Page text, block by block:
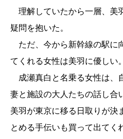
理解していたから一層、美
疑問を抱いた。
ただ、今から新幹線の駅に
てくれる女性は美羽に優しい。
成瀬真白と名乗る女性は、
妻と施設の大人たちの話し合
美羽が東京に移る日取りが決
とめる手伝いも買って出てく